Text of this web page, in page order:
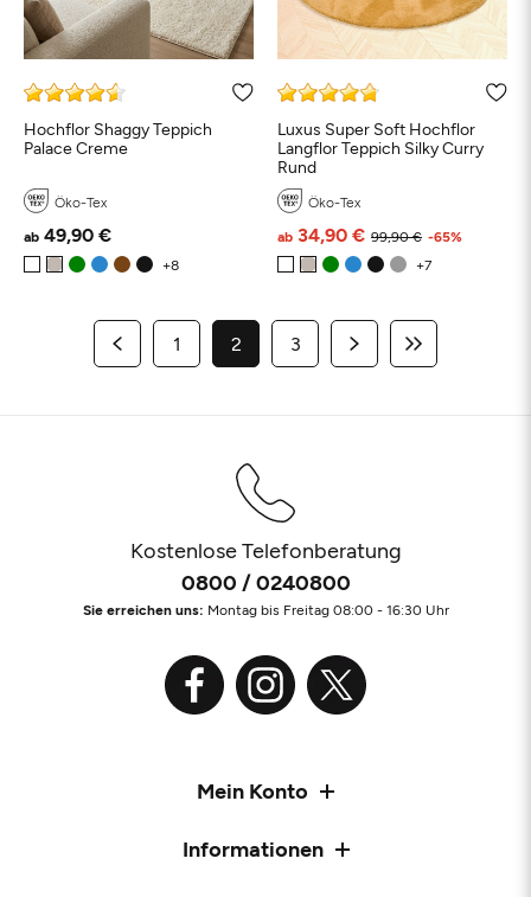
Hochflor Shaggy Teppich
Palace Creme
Öko-Tex
ab 49,90 €
Luxus Super Soft Hochflor
Langflor Teppich Silky Curry
Rund
Öko-Tex
99,90 €
ab 34,90 € -65%
1 2 3
Kostenlose Telefonberatung
0800 / 0240800
Sie erreichen uns: Montag bis Freitag 08:00 - 16:30 Uhr
Mein Konto
Informationen